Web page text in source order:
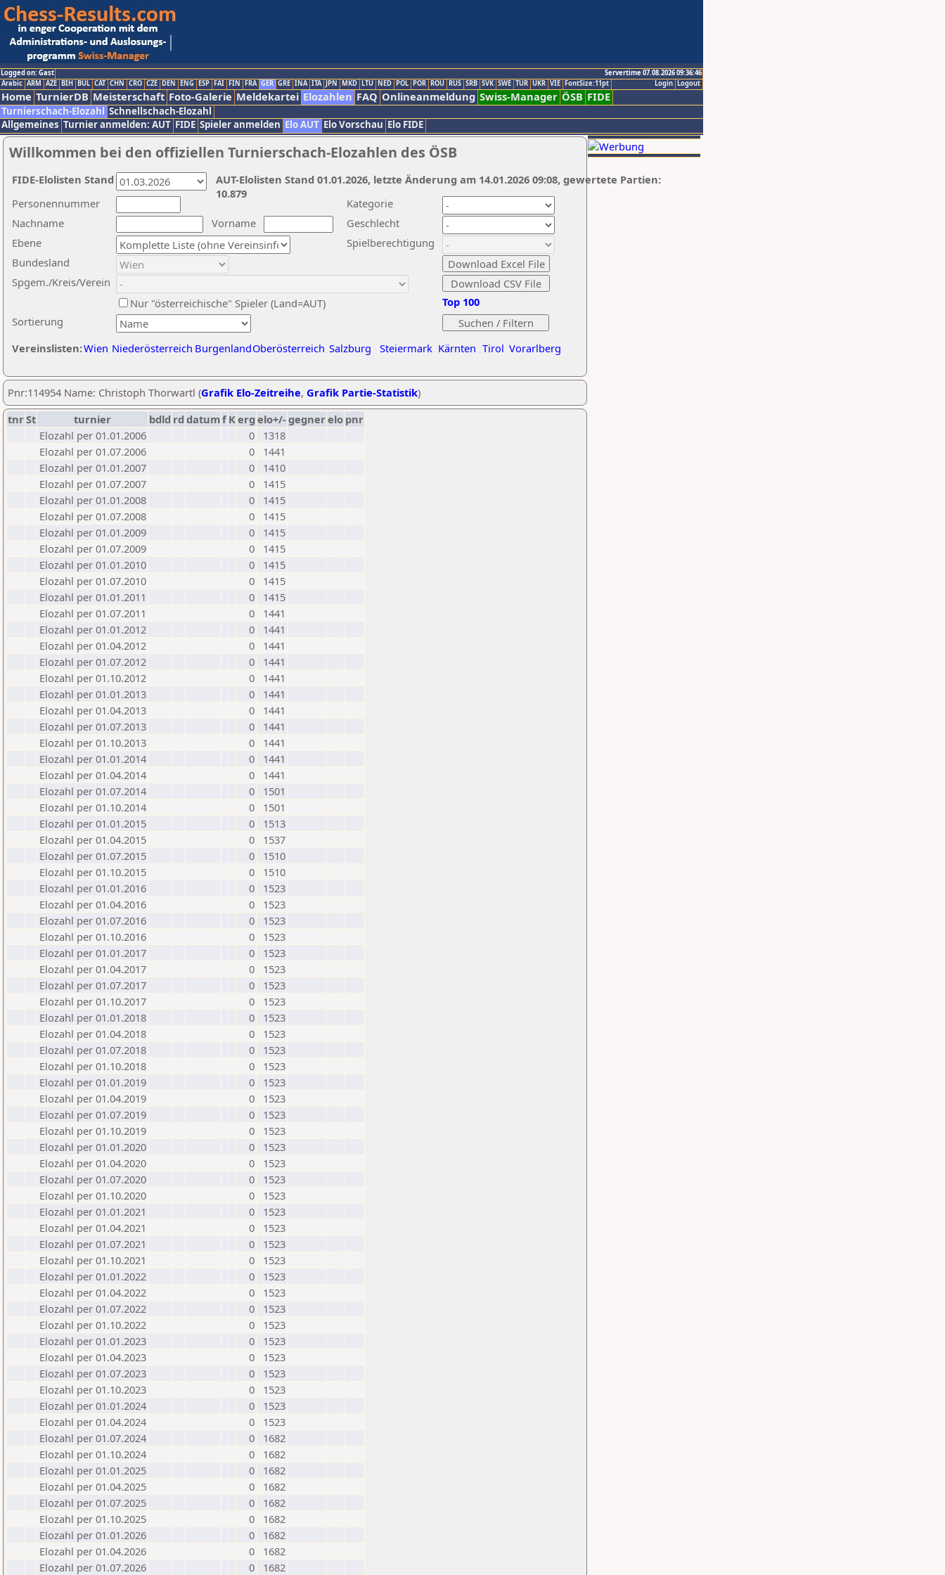
Logged on: Gast
Servertime 07.08.2026 09:36:46
Logout
Login
Arabic ARM AZE BIH BUL CAT CHN CRO CZE DEN ENG ESP FAI FIN FRA GER GRE INA ITA JPN MKD LTU NED POL POR ROU RUS SRB SVK SWE TUR UKR VIE FontSize:11pt
Home TurnierDB Meisterschaft Foto-Galerie Meldekartei Elozahlen FAQ Onlineanmeldung Swiss-Manager ÖSB FIDE
Turnierschach-Elozahl Schnellschach-Elozahl
Allgemeines Turnier anmelden: AUT FIDE Spieler anmelden Elo AUT Elo Vorschau Elo FIDE
Willkommen bei den offiziellen Turnierschach-Elozahlen des ÖSB
Nachname
Vorname
Ebene
Kategorie
Sortierung
Personennummer
Bundesland
Spgem./Kreis/Verein
Geschlecht
Nur "österreichische" Spieler (Land=AUT)
Spielberechtigung
Vereinslisten:Wien Niederösterreich BurgenlandOberösterreich Salzburg Steiermark Kärnten Tirol Vorarlberg
Top 100
AUT-Elolisten Stand 01.01.2026, letzte Änderung am 14.01.2026 09:08, gewertete Partien:
10.879
FIDE-Elolisten Stand
Pnr:114954 Name: Christoph Thorwartl (Grafik Elo-Zeitreihe, Grafik Partie-Statistik)
tnrSt turnier bdld rd datumf Kerg elo+/-gegnerelo pnr
Elozahl per 01.01.2006
0
1318
Elozahl per 01.07.2006
0
1441
Elozahl per 01.01.2007
0
1410
Elozahl per 01.07.2007
0
1415
Elozahl per 01.01.2008
0
1415
Elozahl per 01.07.2008
0
1415
Elozahl per 01.01.2009
0
1415
Elozahl per 01.07.2009
0
1415
Elozahl per 01.01.2010
0
1415
Elozahl per 01.07.2010
0
1415
Elozahl per 01.01.2011
0
1415
Elozahl per 01.07.2011
0
1441
Elozahl per 01.01.2012
0
1441
Elozahl per 01.04.2012
0
1441
Elozahl per 01.07.2012
0
1441
Elozahl per 01.10.2012
0
1441
Elozahl per 01.01.2013
0
1441
Elozahl per 01.04.2013
0
1441
Elozahl per 01.07.2013
0
1441
Elozahl per 01.10.2013
0
1441
Elozahl per 01.01.2014
0
1441
Elozahl per 01.04.2014
0
1441
Elozahl per 01.07.2014
0
1501
Elozahl per 01.10.2014
0
1501
Elozahl per 01.01.2015
0
1513
Elozahl per 01.04.2015
0
1537
Elozahl per 01.07.2015
0
1510
Elozahl per 01.10.2015
0
1510
Elozahl per 01.01.2016
0
1523
Elozahl per 01.04.2016
0
1523
Elozahl per 01.07.2016
0
1523
Elozahl per 01.10.2016
0
1523
Elozahl per 01.01.2017
0
1523
Elozahl per 01.04.2017
0
1523
Elozahl per 01.07.2017
0
1523
Elozahl per 01.10.2017
0
1523
Elozahl per 01.01.2018
0
1523
Elozahl per 01.04.2018
0
1523
Elozahl per 01.07.2018
0
1523
Elozahl per 01.10.2018
0
1523
Elozahl per 01.01.2019
0
1523
Elozahl per 01.04.2019
0
1523
Elozahl per 01.07.2019
0
1523
Elozahl per 01.10.2019
0
1523
Elozahl per 01.01.2020
0
1523
Elozahl per 01.04.2020
0
1523
Elozahl per 01.07.2020
0
1523
Elozahl per 01.10.2020
0
1523
Elozahl per 01.01.2021
0
1523
Elozahl per 01.04.2021
0
1523
Elozahl per 01.07.2021
0
1523
Elozahl per 01.10.2021
0
1523
Elozahl per 01.01.2022
0
1523
Elozahl per 01.04.2022
0
1523
Elozahl per 01.07.2022
0
1523
Elozahl per 01.10.2022
0
1523
Elozahl per 01.01.2023
0
1523
Elozahl per 01.04.2023
0
1523
Elozahl per 01.07.2023
0
1523
Elozahl per 01.10.2023
0
1523
Elozahl per 01.01.2024
0
1523
Elozahl per 01.04.2024
0
1523
Elozahl per 01.07.2024
0
1682
Elozahl per 01.10.2024
0
1682
Elozahl per 01.01.2025
0
1682
Elozahl per 01.04.2025
0
1682
Elozahl per 01.07.2025
0
1682
Elozahl per 01.10.2025
0
1682
Elozahl per 01.01.2026
0
1682
Elozahl per 01.04.2026
0
1682
Elozahl per 01.07.2026
0 1682